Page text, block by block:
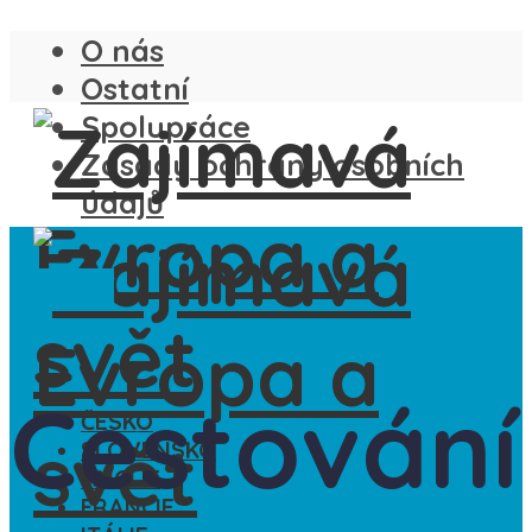
O nás
Ostatní
Spolupráce
Zásady ochrany osobních
údajů
ČESKO
SLOVENSKO
ANGLIE
FRANCIE
Cestování